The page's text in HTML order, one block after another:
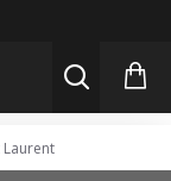
Laurent